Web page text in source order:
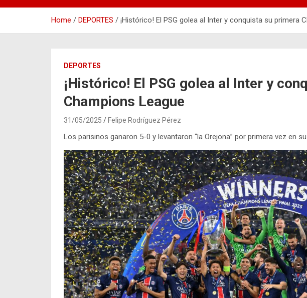
Home DEPORTES ¡Histórico! El PSG golea al Inter y conquista su primera
DEPORTES
¡Histórico! El PSG golea al Inter y
Champions League
31/05/2025 Felipe Rodríguez Pérez
Los parisinos ganaron 5-0 y levantaron “la Orejona” por primera vez en